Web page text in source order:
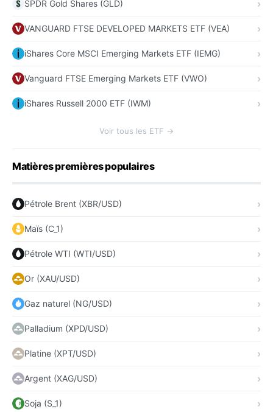
SPDR Gold Shares (GLD)
VANGUARD FTSE DEVELOPED MARKETS ETF (VEA)
iShares Core MSCI Emerging Markets ETF (IEMG)
Vanguard FTSE Emerging Markets ETF (VWO)
iShares Russell 2000 ETF (IWM)
Voir tous les ETF →
Matières premières populaires
Pétrole Brent (XBR/USD)
Maïs (C_1)
Pétrole WTI (WTI/USD)
Or (XAU/USD)
Gaz naturel (NG/USD)
Palladium (XPD/USD)
Platine (XPT/USD)
Argent (XAG/USD)
Soja (S_1)